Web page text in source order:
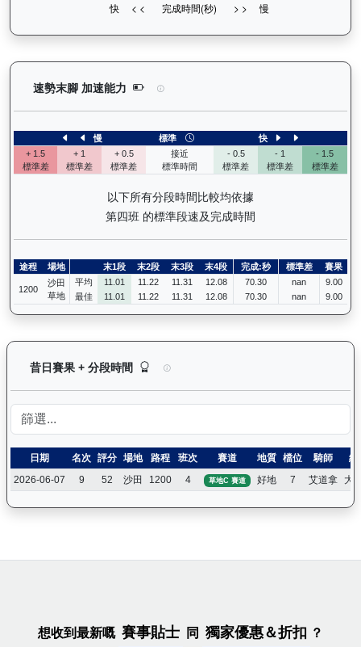
速勢末腳 加速能力 銳逸（L417）— 速勢末腳加速能力分
慢 標準
快
+ 1.5
標準差
+ 1
標準差
+ 0.5
標準差
接近
標準時間
- 0.5
標準差
- 1
標準差
- 1.5
標準差
以下所有分段時間比較均依據
第四班 的標準段速及完成時間
途程 場地 末1段 末2段 末3段 末4段 完成:秒 標準差 賽果
1200
沙田
草地
平均 11.01 11.22 11.31 12.08 70.30 nan
9.00
最佳
11.01 11.22 11.31 12.08 70.30 nan 9.00
昔日賽果 + 分段時間 銳逸（L417）— 昔日賽果及分段時
日期 名次 評分 場地 路程 班次 賽道 地質 檔位 騎師
練
2026-06-07
9 52 沙田 1200 4 草地C 賽道 好地 7 艾道拿 大
想收到最新嘅 賽事貼士 同 獨家優惠＆折扣 ？